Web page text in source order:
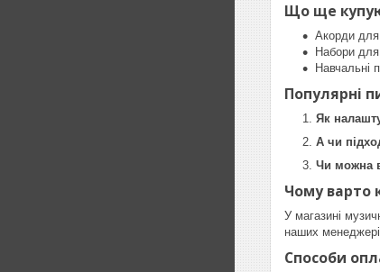
Що ще
Акорди
Набори
Навчальні
Популярні
Як
А чи
Чи можна
Чому варто
У магазині
наших
Способи